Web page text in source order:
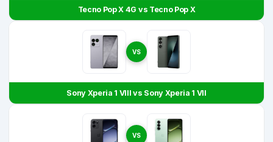
Tecno Pop X 4G vs Tecno Pop X
VS
Sony Xperia 1 VIII vs Sony Xperia 1 VII
VS